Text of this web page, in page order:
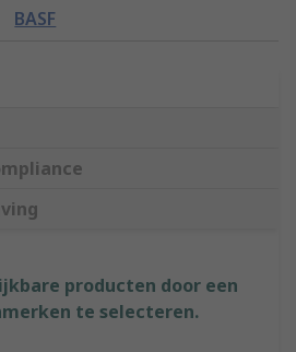
BASF
producten door een
te selecteren.